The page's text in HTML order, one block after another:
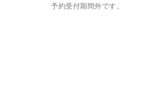
予約受付期間外です。